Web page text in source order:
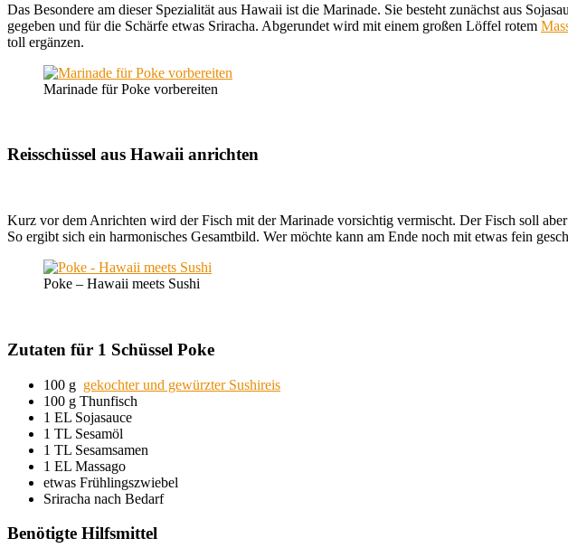
Das Besondere am dieser Spezialität aus Hawaii ist die Marinade. Sie besteht zunächst aus
gegeben und für die Schärfe etwas Sriracha. Abgerundet wird mit einem großen Löffel rotem
toll ergänzen.
Marinade für Poke vorbereiten
Reisschüssel aus Hawaii anrichten
Kurz vor dem Anrichten wird der Fisch mit der Marinade vorsichtig vermischt. Der Fisch soll
So ergibt sich ein harmonisches Gesamtbild. Wer möchte kann am Ende noch mit etwas fein
Poke – Hawaii meets Sushi
Zutaten für 1 Schüssel Poke
100 g gekochter und gewürzter Sushireis
100 g Thunfisch
1 EL Sojasauce
1 TL Sesamöl
1 TL Sesamsamen
1 EL Massago
etwas Frühlingszwiebel
Sriracha nach Bedarf
Benötigte Hilfsmittel